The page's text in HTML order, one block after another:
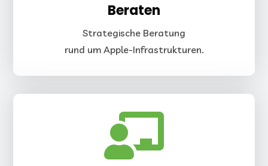
Beraten
Strategische Beratung
rund um Apple-Infrastrukturen.
